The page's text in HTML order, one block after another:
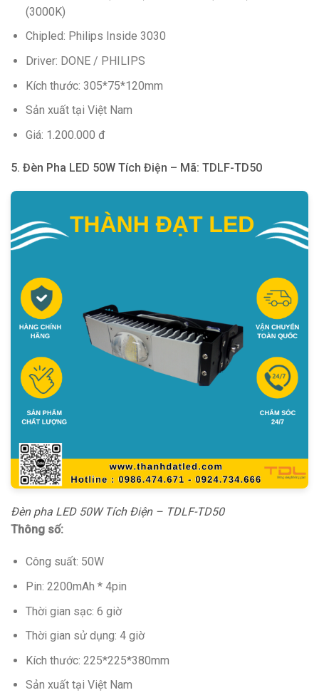
(3000K)
Chipled: Philips Inside 3030
Driver: DONE / PHILIPS
Kích thước: 305*75*120mm
Sản xuất tại Việt Nam
Giá: 1.200.000 đ
5. Đèn Pha LED 50W Tích Điện – Mã: TDLF-TD50
Đèn pha LED 50W Tích Điện – TDLF-TD50
Thông số:
Công suất: 50W
Pin: 2200mAh * 4pin
Thời gian sạc: 6 giờ
Thời gian sử dụng: 4 giờ
Kích thước: 225*225*380mm
Sản xuất tại Việt Nam